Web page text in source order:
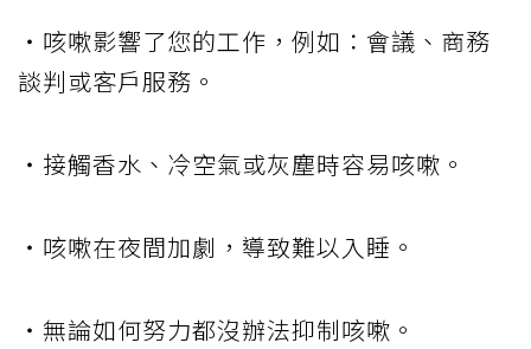
・咳嗽影響了您的工作，例如：會議、商務
談判或客戶服務。
・接觸香水、冷空氣或灰塵時容易咳嗽。
・咳嗽在夜間加劇，導致難以入睡。
・無論如何努力都沒辦法抑制咳嗽。